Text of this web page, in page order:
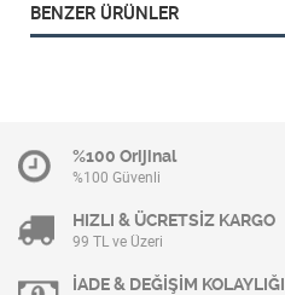
BENZER ÜRÜNLER
%100 Orijinal
%100 Güvenli
HIZLI & ÜCRETSİZ KARGO
99 TL ve Üzeri
İADE & DEĞİŞİM KOLAYLIĞI